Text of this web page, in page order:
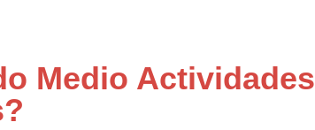
Medio Actividades